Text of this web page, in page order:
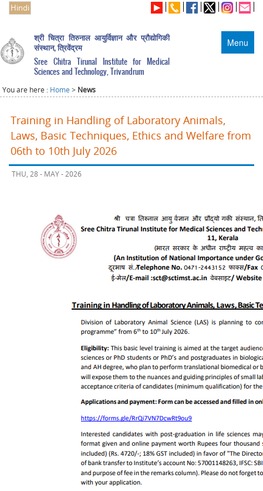
Hindi
Menu
श्री चित्रा तिरुनाल आयुर्विज्ञान और प्रौद्योगिकी
संस्थान, त्रिवेंद्रम
Sree Chitra Tirunal Institute for Medical
Sciences and Technology, Trivandrum
You are here : Home > News
Training in Handling of Laboratory Animals,
Laws, Basic Techniques, Ethics and Welfare from
06th to 10th July 2026
THU, 28 - MAY - 2026